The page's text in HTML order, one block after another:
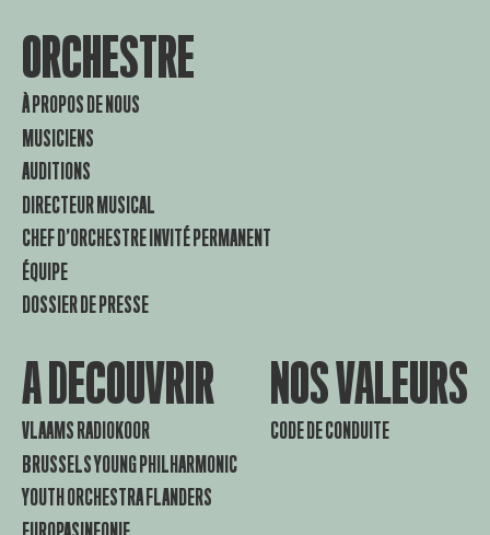
ORCHESTRE
À PROPOS DE NOUS
MUSICIENS
AUDITIONS
DIRECTEUR MUSICAL
CHEF D’ORCHESTRE INVITÉ PERMANENT
ÉQUIPE
DOSSIER DE PRESSE
A DECOUVRIR
VLAAMS RADIOKOOR
BRUSSELS YOUNG PHILHARMONIC
YOUTH ORCHESTRA FLANDERS
NOS VALEURS
CODE DE CONDUITE